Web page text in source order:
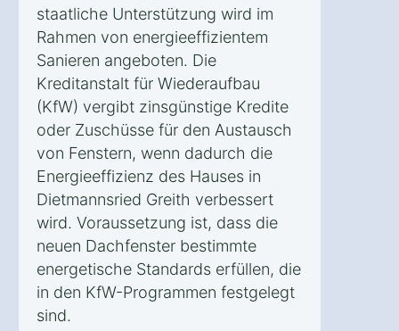
staatliche Unterstützung wird im
Rahmen von energieeffizientem
Sanieren angeboten. Die
Kreditanstalt für Wiederaufbau
(KfW) vergibt zinsgünstige Kredite
oder Zuschüsse für den Austausch
von Fenstern, wenn dadurch die
Energieeffizienz des Hauses in
Dietmannsried Greith verbessert
wird. Voraussetzung ist, dass die
neuen Dachfenster bestimmte
energetische Standards erfüllen, die
in den KfW-Programmen festgelegt
sind.